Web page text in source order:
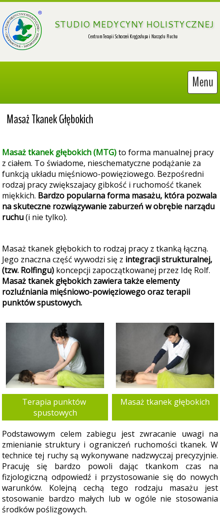
STUDIO MEDYCYNY HOLISTYCZNEJ
Menu
Masaż Tkanek Głębokich
Masaż tkanek głębokich (MTG)to forma manualnej pracy
z ciałem. To świadome, nieschematyczne podążanie za
funkcją układu mięśniowo-powięziowego. Bezpośredni
rodzaj pracy zwiększajacy gibkość i ruchomość tkanek
miękkich. Bardzo popularna forma masażu, która pozwala
na skuteczne rozwiązywanie zaburzeń w obrębie narządu
ruchu(i nie tylko).
Masaż tkanek głębokich to rodzaj pracy z tkanką łączną.
Jego znaczna część wywodzi się z integracji strukturalnej,
(tzw. Rolfingu) koncepcji zapoczątkowanej przez Idę Rolf.
Masaż tkanek głębokich zawiera także elementy
rozluźniania mięśniowo-powięziowego oraz terapii
punktów spustowych.
Terapia punktów
spustowych
Masaż tkanek głębokich
Podstawowym celem zabiegu jest zwracanie uwagi na
zmienianie struktury i ograniczeń ruchomości tkanek. W
technice tej ruchy są wykonywane nadzwyczaj precyzyjnie.
Pracuję się bardzo powoli dając tkankom czas na
fizjologiczną odpowiedź i przystosowanie się do nowych
warunków. Kolejną cechą tego rodzaju masażu jest
stosowanie bardzo małych lub w ogóle nie stosowania
środków poślizgowych.